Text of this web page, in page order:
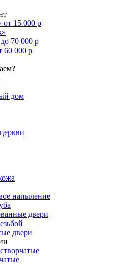
от 15 000 р
70 000 р
60 000 р
дом
напыление
двери
двери